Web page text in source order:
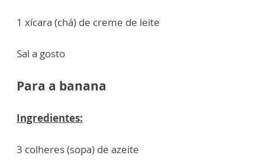
1 xícara (chá) de creme de leite
Sal a gosto
Para a banana
Ingredientes:
3 colheres (sopa) de azeite